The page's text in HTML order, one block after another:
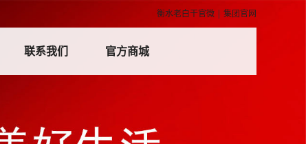
衡水老白干官微 | 集团官网
联系我们 官方商城